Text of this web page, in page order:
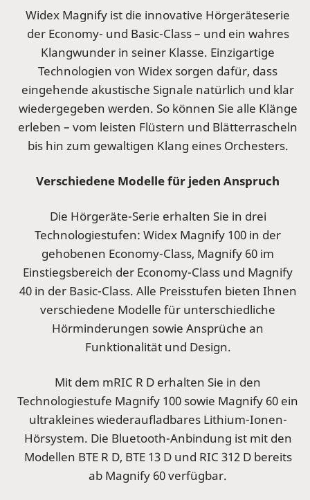
Widex Magnify ist die innovative Hörgeräteserie
der Economy- und Basic-Class – und ein wahres
Klangwunder in seiner Klasse. Einzigartige
Technologien von Widex sorgen dafür, dass
eingehende akustische Signale natürlich und klar
wiedergegeben werden. So können Sie alle Klänge
erleben – vom leisten Flüstern und Blätterrascheln
bis hin zum gewaltigen Klang eines Orchesters.
Verschiedene Modelle für jeden Anspruch
Die Hörgeräte-Serie erhalten Sie in drei
Technologiestufen: Widex Magnify 100 in der
gehobenen Economy-Class, Magnify 60 im
Einstiegsbereich der Economy-Class und Magnify
40 in der Basic-Class. Alle Preisstufen bieten Ihnen
verschiedene Modelle für unterschiedliche
Hörminderungen sowie Ansprüche an
Funktionalität und Design.
Mit dem mRIC R D erhalten Sie in den
Technologiestufe Magnify 100 sowie Magnify 60 ein
ultrakleines wiederaufladbares Lithium-Ionen-
Hörsystem. Die Bluetooth-Anbindung ist mit den
Modellen BTE R D, BTE 13 D und RIC 312 D bereits
ab Magnify 60 verfügbar.